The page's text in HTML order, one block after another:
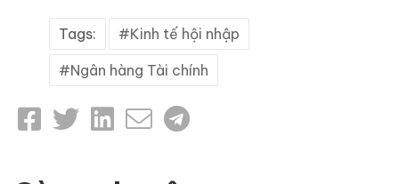
Tags: Kinh tế hội nhập
Ngân hàng Tài chính